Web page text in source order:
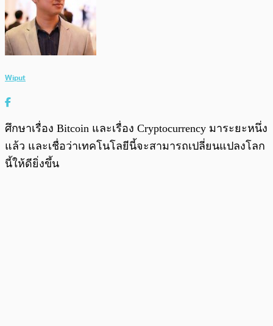
Wiput
ศึกษาเรื่อง Bitcoin และเรื่อง Cryptocurrency มาระยะหนึ่ง
แล้ว และเชื่อว่าเทคโนโลยีนี้จะสามารถเปลี่ยนแปลงโลก
นี้ให้ดียิ่งขึ้น